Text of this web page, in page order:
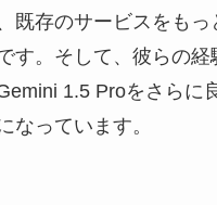
既存のサービスをもっ
す。そして、彼らの経
1.5 Proをさらに
なっています。